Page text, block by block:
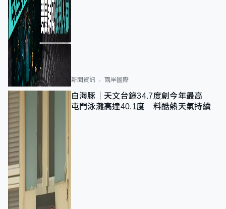
新聞資訊 兩岸國際
白海豚｜天文台錄34.7度創今年最高
屯門泳灘高達40.1度 料酷熱天氣持續